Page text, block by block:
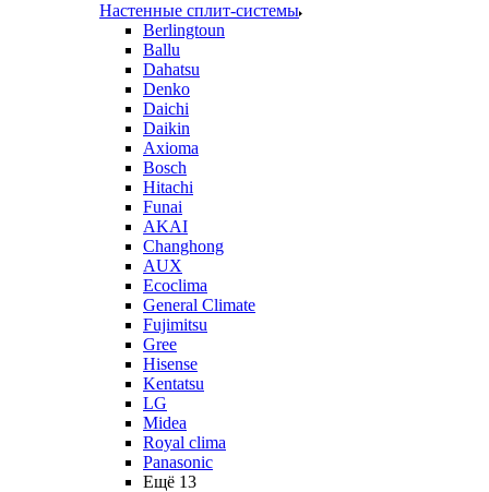
Настенные сплит-системы
Berlingtoun
Ballu
Dahatsu
Denko
Daichi
Daikin
Axioma
Bosch
Hitachi
Funai
AKAI
Changhong
AUX
Ecoclima
General Climate
Fujimitsu
Gree
Hisense
Kentatsu
LG
Midea
Royal clima
Panasonic
Ещё 13